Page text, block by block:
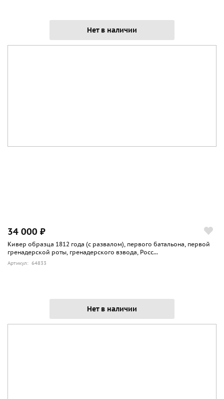
Нет в наличии
34 000 ₽
Кивер образца 1812 года (с развалом), первого батальона, первой
гренадерской роты, гренадерского взвода, Росс...
Артикул: 64833
Нет в наличии